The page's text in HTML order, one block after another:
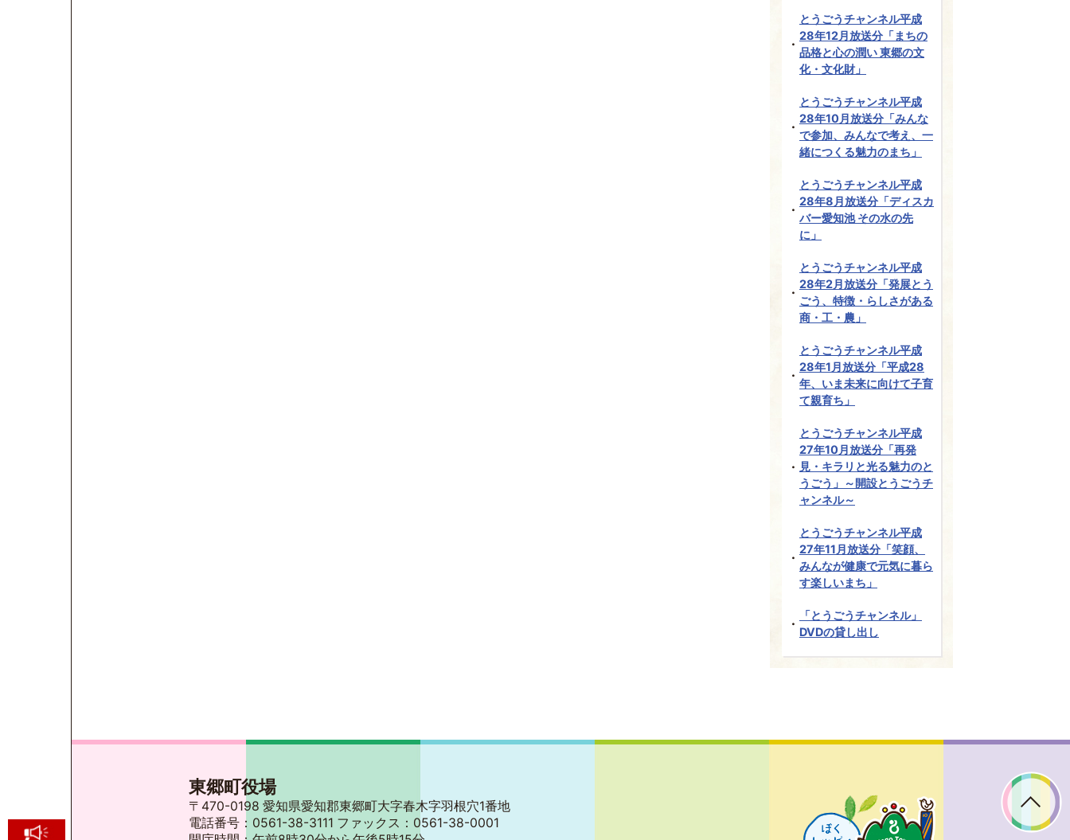
とうごうチャンネル平成
28年12月放送分「まちの
品格と心の潤い 東郷の文
化・文化財」
とうごうチャンネル平成
28年10月放送分「みんな
で参加、みんなで考え、一
緒につくる魅力のまち」
とうごうチャンネル平成
28年8月放送分「ディスカ
バー愛知池 その水の先
に」
とうごうチャンネル平成
28年2月放送分「発展とう
ごう、特徴・らしさがある
商・工・農」
とうごうチャンネル平成
28年1月放送分「平成28
年、いま未来に向けて子育
て親育ち」
とうごうチャンネル平成
27年10月放送分「再発
見・キラリと光る魅力のと
うごう」～開設とうごうチ
ャンネル～
とうごうチャンネル平成
27年11月放送分「笑顔、
みんなが健康で元気に暮ら
す楽しいまち」
「とうごうチャンネル」
DVDの貸し出し
東郷町役場
〒470-0198 愛知県愛知郡東郷町大字春木字羽根穴1番地
電話番号：0561-38-3111 ファックス：0561-38-0001